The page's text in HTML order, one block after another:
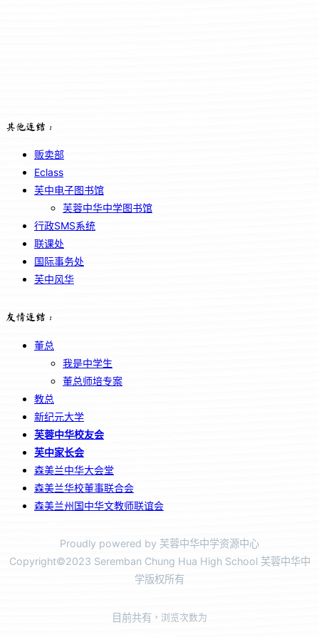
其他连结：
贩卖部
Eclass
芙中电子图书馆
芙蓉中华中学图书馆
行政SMS系统
联课处
国际事务处
芙中风华
友情连结：
董总
我是中学生
董总师培专案
教总
新纪元大学
芙蓉中华校友会
芙中家长会
森美兰中华大会堂
森美兰华校董事联合会
森美兰州国中华文教师联谊会
Proudly powered by 芙蓉中华中学资源中心
Copyright©2023 Seremban Chung Hua High School 芙蓉中华中
学版权所有
目前共有 ，浏览次数为